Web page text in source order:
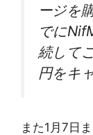
ージを
でに
続して
円をキ
また1月7日